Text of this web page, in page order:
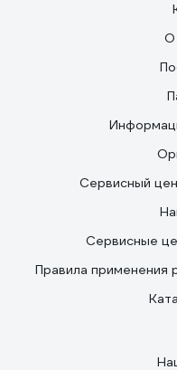
О
Сервисный
Сервисные
Правила применения